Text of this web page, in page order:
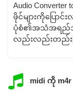
Audio
ဖိုင်များကိုပြေ
ပုံစံ၏အသံအရည်အသွေ
လည်းလည်းတည်း
midi ကို m4r